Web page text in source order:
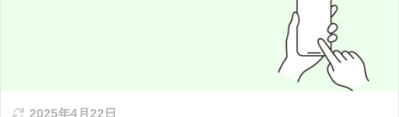
2025年4月22日